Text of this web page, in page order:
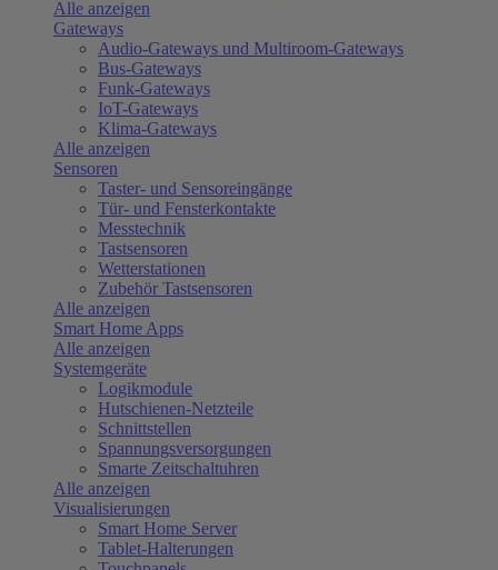
Alle anzeigen
Gateways
Audio-Gateways und Multiroom-Gateways
Bus-Gateways
Funk-Gateways
IoT-Gateways
Klima-Gateways
Alle anzeigen
Sensoren
Taster- und Sensoreingänge
Tür- und Fensterkontakte
Messtechnik
Tastsensoren
Wetterstationen
Zubehör Tastsensoren
Alle anzeigen
Smart Home Apps
Alle anzeigen
Systemgeräte
Logikmodule
Hutschienen-Netzteile
Schnittstellen
Spannungsversorgungen
Smarte Zeitschaltuhren
Alle anzeigen
Visualisierungen
Smart Home Server
Tablet-Halterungen